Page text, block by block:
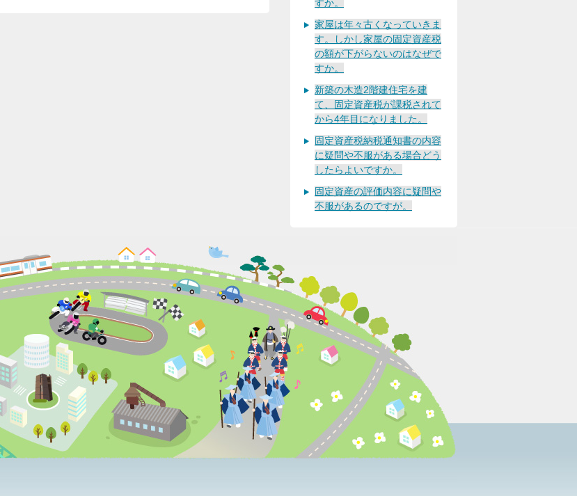
すか。
家屋は年々古くなっていきま
す。しかし家屋の固定資産税
の額が下がらないのはなぜで
すか。
新築の木造2階建住宅を建
て、固定資産税が課税されて
から4年目になりました。
固定資産税納税通知書の内容
に疑問や不服がある場合どう
したらよいですか。
固定資産の評価内容に疑問や
不服があるのですが。